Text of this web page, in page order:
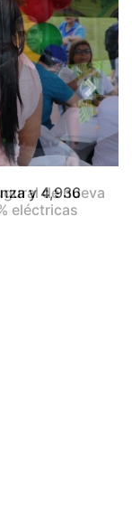
de nueva
eléctricas
Next